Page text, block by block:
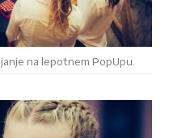
na lepotnem PopUpu.